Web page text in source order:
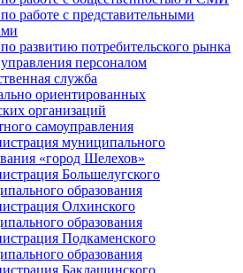
работе с представительными
развитию потребительского рынка
персоналом
служба
ориентированных
организаций
самоуправления
муниципального
«город Шелехов»
Большелугского
образования
Олхинского
образования
Подкаменского
образования
Баклашинского